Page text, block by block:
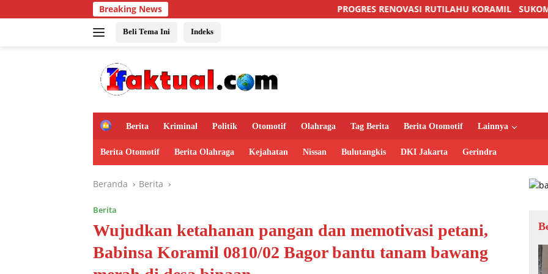
ke
Breaking News PROGRES RENOVASI RUTILAHU KORAMIL SUKOMORO CAPAI 88
Beli Tema Ini Indeks
H
m
e
Berita Kriminal Politik Otomotif Olahraga Tag Berita Berita Otomotif Lainnya
Berita Otomotif Berita Olahraga Kejahatan Nissan Bulutangkis DKI Jakarta Gerindra
Beranda Berita
Berita
Wujudkan ketahanan pangan dan memotivasi petani,
Babinsa Koramil 0810/02 Bagor bantu tanam bawang